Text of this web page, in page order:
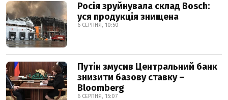
Росія зруйнувала склад Bosch:
уся продукція знищена
6 СЕРПНЯ, 10:50
Путін змусив Центральний банк
знизити базову ставку –
Bloomberg
6 СЕРПНЯ, 15:07